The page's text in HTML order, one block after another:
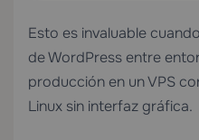
Esto es invaluable
de WordPress entre
producción en unVPS
Linux sin interfaz gráfica.